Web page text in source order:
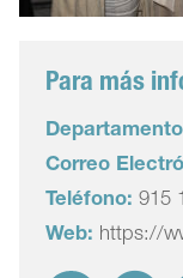
Para más
Correo
Teléfono: 915
Web: https://